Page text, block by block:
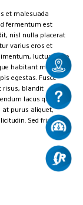
et malesuada
fermentum est
nisl nulla placerat
varius eros et
luctus justo
habitant morbi
egestas. Fusce
risus, blandit
lacus quis
purus aliquet,
Sed fringilla